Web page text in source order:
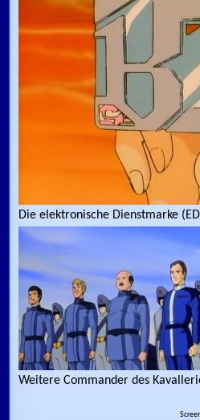
Die elektronische Dienstmarke
Weitere Commander des